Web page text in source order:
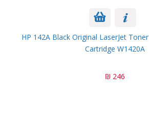
טונר מקורי למדפסת HP 142A Black Original LaserJet Toner
Cartridge W1420A
246 ₪